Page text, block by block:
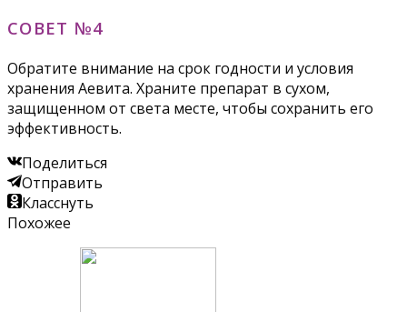
СОВЕТ №4
Обратите внимание на срок годности и условия
хранения Аевита. Храните препарат в сухом,
защищенном от света месте, чтобы сохранить его
эффективность.
Поделиться
Отправить
Класснуть
Похожее